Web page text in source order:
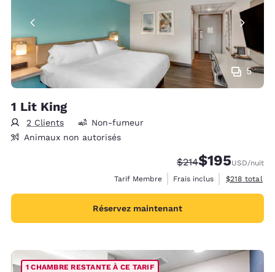
5
1 Lit King
2 Clients
Non-fumeur
Animaux non autorisés
Tarif barré :
$214Tarif réduit :
$195USD/nuit
Tarif Membre
Frais inclus Afficher les
$218 total
Réservez maintenant
1 CHAMBRE RESTANTE À CE TARIF